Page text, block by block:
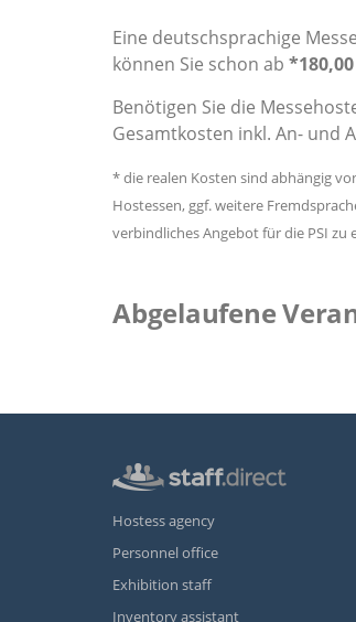
Eine deutschsprachige
können Sie schon ab
Benötigen Sie die
Gesamtkosten inkl. An- und
* die realen Kosten sind abhängig
Hostessen, ggf. weitere
verbindliches Angebot für die PSI zu
Abgelaufene
Hostess agency
Personnel office
Exhibition staff
Inventory assistant